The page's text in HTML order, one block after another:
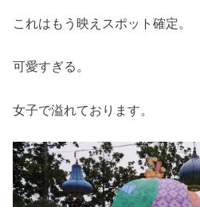
これはもう映えスポット確定。
可愛すぎる。
女子で溢れております。